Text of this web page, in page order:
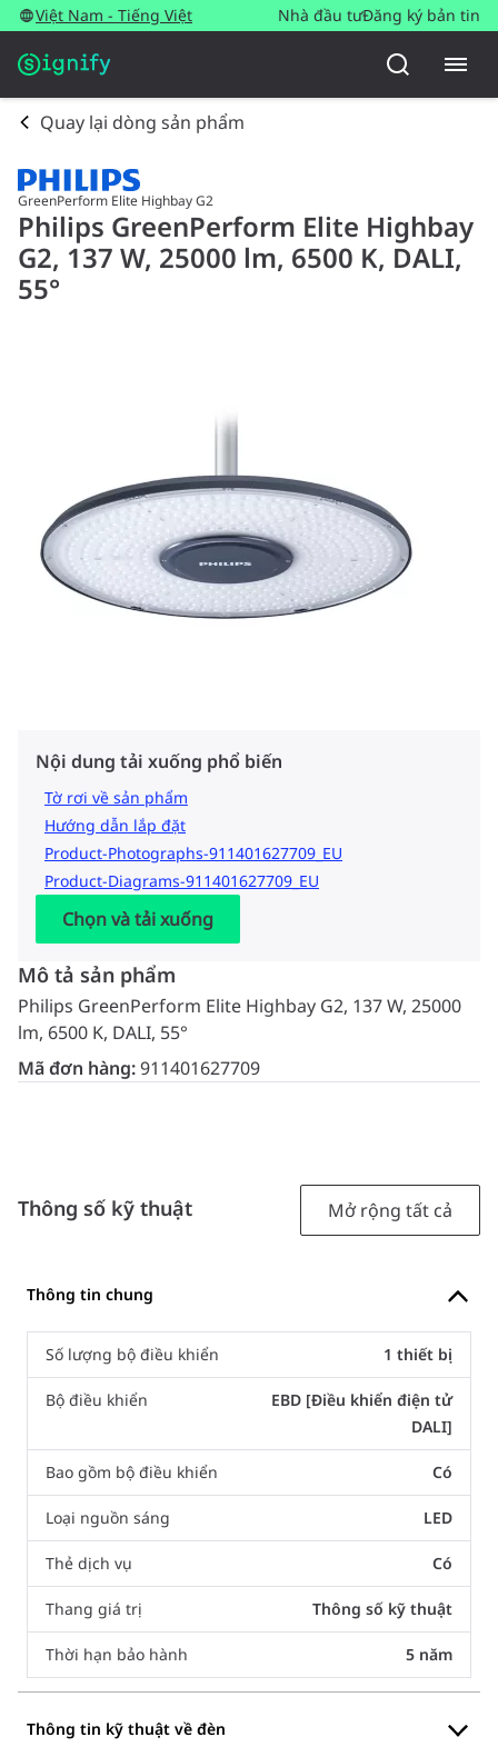
Việt Nam - Tiếng Việt Nhà đầu tưĐăng ký bản tin
Quay lại dòng sản phẩm
GreenPerform Elite Highbay G2
Philips GreenPerform Elite Highbay
G2, 137 W, 25000 lm, 6500 K, DALI,
55°
Nội dung tải xuống phổ biến
Tờ rơi về sản phẩm
Hướng dẫn lắp đặt
Product-Photographs-911401627709_EU
Product-Diagrams-911401627709_EU
Chọn và tải xuống
Mô tả sản phẩm
Philips GreenPerform Elite Highbay G2, 137 W, 25000
lm, 6500 K, DALI, 55°
Mã đơn hàng:911401627709
Thông số kỹ thuật Mở rộng tất cả
Thông tin chung
Số lượng bộ điều khiển 1 thiết bị
Bộ điều khiển
EBD [Điều khiển điện tử
DALI]
Bao gồm bộ điều khiển Có
Loại nguồn sáng LED
Thẻ dịch vụ Có
Thang giá trị Thông số kỹ thuật
Thời hạn bảo hành 5 năm
Thông tin kỹ thuật về đèn